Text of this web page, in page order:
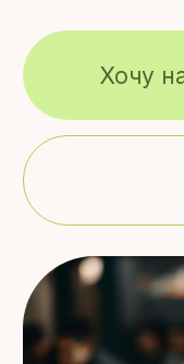
Хочу